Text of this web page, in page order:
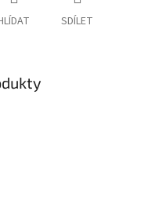
SDÍLET